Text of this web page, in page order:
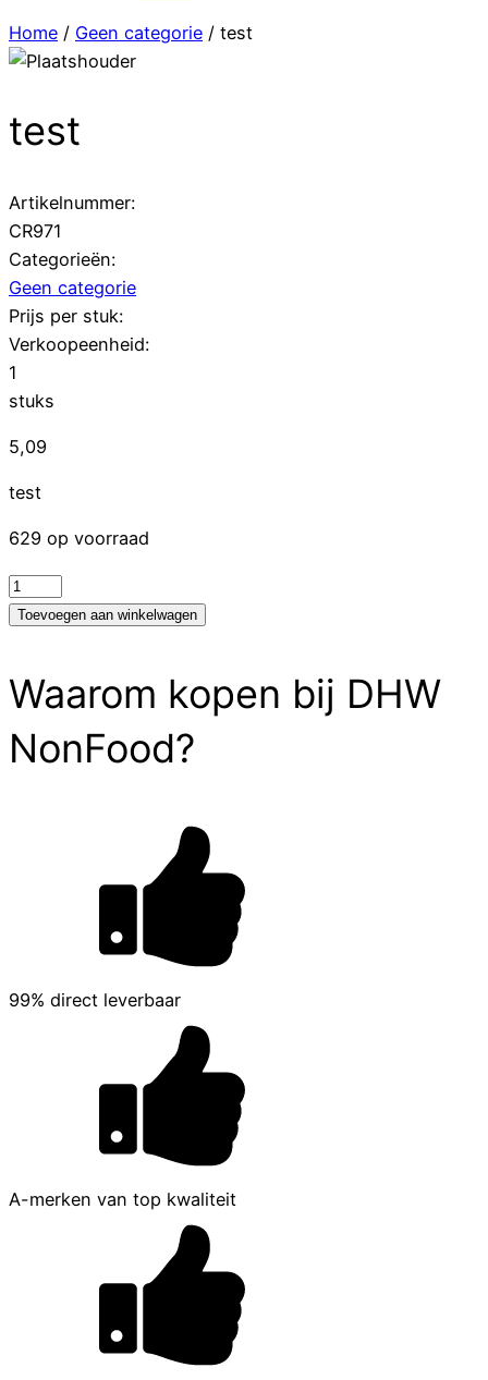
Home / Geen categorie / test
test
Artikelnummer:
CR971
Categorieën:
Geen categorie
Prijs per stuk:
Verkoopeenheid:
1
stuks
5,09
test
629 op voorraad
test
aantal
Toevoegen aan winkelwagen
Waarom kopen bij DHW
NonFood?
99% direct leverbaar
A-merken van top kwaliteit